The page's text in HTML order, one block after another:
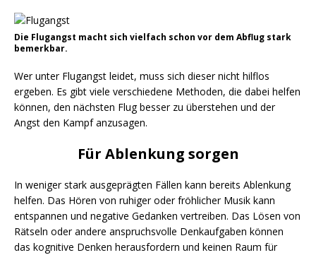
Die Flugangst macht sich vielfach schon vor dem Abflug stark
bemerkbar.
Wer unter Flugangst leidet, muss sich dieser nicht hilflos
ergeben. Es gibt viele verschiedene Methoden, die dabei helfen
können, den nächsten Flug besser zu überstehen und der
Angst den Kampf anzusagen.
Für Ablenkung sorgen
In weniger stark ausgeprägten Fällen kann bereits Ablenkung
helfen. Das Hören von ruhiger oder fröhlicher Musik kann
entspannen und negative Gedanken vertreiben. Das Lösen von
Rätseln oder andere anspruchsvolle Denkaufgaben können
das kognitive Denken herausfordern und keinen Raum für